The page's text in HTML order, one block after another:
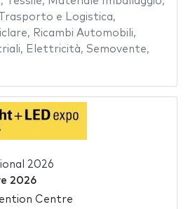
Trasporto e Logistica,
, Ricambi Automobili,
, Elettricità, Semovente,
2026
2026
Centre